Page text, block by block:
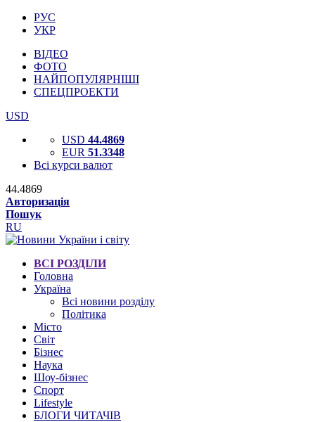
РУС
УКР
ВІДЕО
ФОТО
НАЙПОПУЛЯРНІШІ
СПЕЦПРОЕКТИ
USD
USD 44.4869
EUR 51.3348
Всі курси валют
44.4869
Авторизація
Пошук
RU
ВСІ РОЗДІЛИ
Головна
Україна
Всі новини розділу
Політика
Місто
Світ
Бізнес
Наука
Шоу-бізнес
Спорт
Lifestyle
БЛОГИ ЧИТАЧІВ